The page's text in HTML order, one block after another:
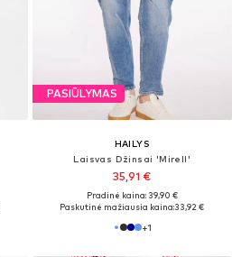
PASIŪLYMAS
HAILYS
Laisvas Džinsai 'Mirell'
35,91 €
Pradinė kaina: 39,90 €
Paskutinė mažiausia kaina:33,92 €
+1